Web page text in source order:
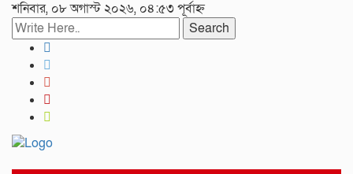
শনিবার, ০৮ অগাস্ট ২০২৬, ০৪:৫৩ পূর্বাহ্ন
Search